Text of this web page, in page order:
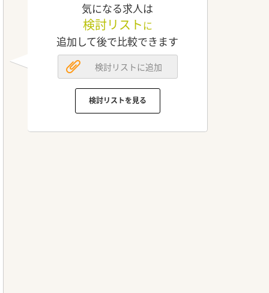
気になる求人は
検討リスト に
追加して後で比較できます
検討リストに追加
検討リストを見る